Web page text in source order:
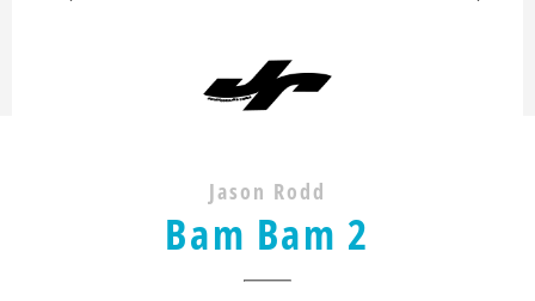
Jason Rodd
Bam Bam 2